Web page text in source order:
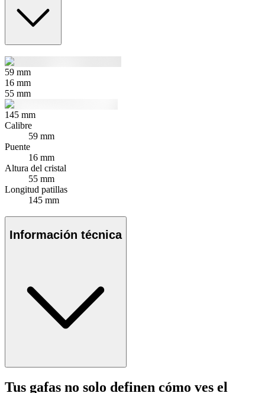
59 mm
16 mm
55 mm
145 mm
Calibre
59 mm
Puente
16 mm
Altura del cristal
55 mm
Longitud patillas
145 mm
Información técnica
Tus gafas no solo definen cómo ves el